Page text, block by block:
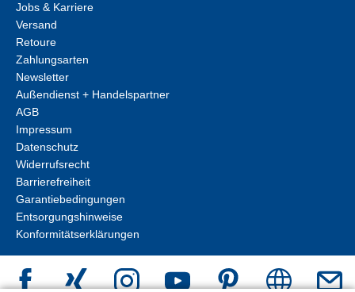
Jobs & Karriere
Versand
Retoure
Zahlungsarten
Newsletter
Außendienst + Handelspartner
AGB
Impressum
Datenschutz
Widerrufsrecht
Barrierefreiheit
Garantiebedingungen
Entsorgungshinweise
Konformitätserklärungen